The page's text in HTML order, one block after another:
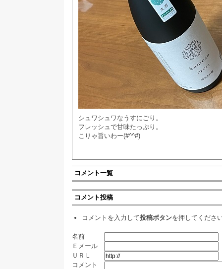
シュワシュワなうすにごり。
フレッシュで甘味たっぷり。
こりゃ旨いわー(#^^#)
コメント一覧
コメント投稿
コメントを入力して投稿ボタンを押してくださ
名前
Ｅメール
ＵＲＬ
コメント